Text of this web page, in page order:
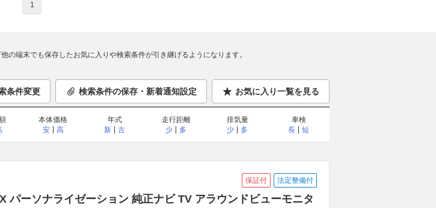
1
の端末でも保存したお気に入りや検索条件が引き継げるようになります。
条件変更 検索条件の保存・新着通知設定 お気に入り一覧を見る
本体価格
安
高
年式
新
古
走行距離
少
多
排気量
少
多
車検
長
短
保証付 法定整備付
パーソナライゼーション 純正ナビ TV アラウンドビューモニタ